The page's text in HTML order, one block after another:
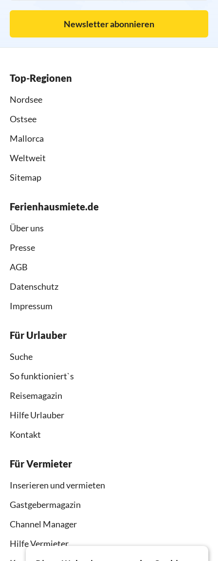
Newsletter abonnieren
Top-Regionen
Nordsee
Ostsee
Mallorca
Weltweit
Sitemap
Ferienhausmiete.de
Über uns
Presse
AGB
Datenschutz
Impressum
Für Urlauber
Suche
So funktioniert`s
Reisemagazin
Hilfe Urlauber
Kontakt
Für Vermieter
Inserieren und vermieten
Gastgebermagazin
Channel Manager
Hilfe Vermieter